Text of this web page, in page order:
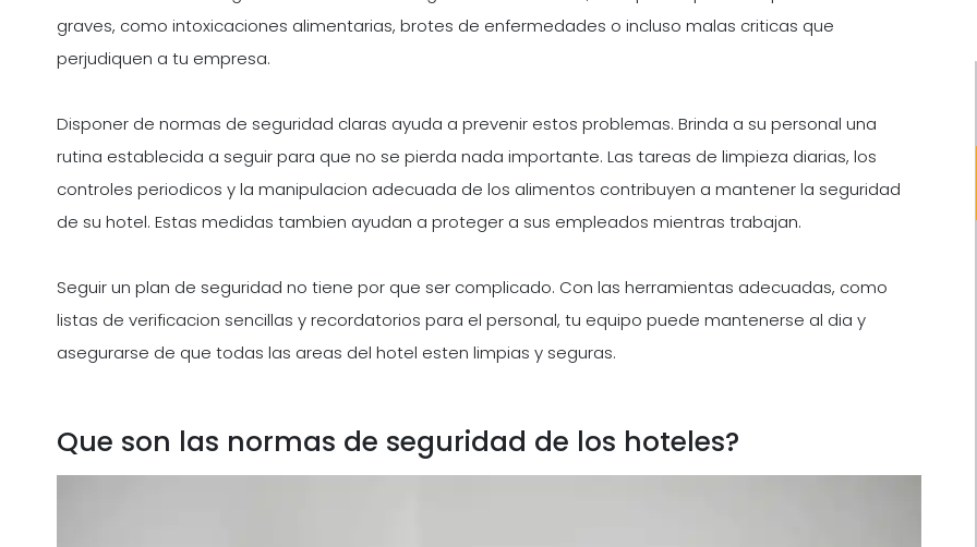
graves, como intoxicaciones alimentarias, brotes de enfermedades o incluso malas criticas que
perjudiquen a tu empresa.
Disponer de normas de seguridad claras ayuda a prevenir estos problemas. Brinda a su personal una
rutina establecida a seguir para que no se pierda nada importante. Las tareas de limpieza diarias, los
controles periodicos y la manipulacion adecuada de los alimentos contribuyen a mantener la seguridad
de su hotel. Estas medidas tambien ayudan a proteger a sus empleados mientras trabajan.
Seguir un plan de seguridad no tiene por que ser complicado. Con las herramientas adecuadas, como
listas de verificacion sencillas y recordatorios para el personal, tu equipo puede mantenerse al dia y
asegurarse de que todas las areas del hotel esten limpias y seguras.
Que son las normas de seguridad de los hoteles?